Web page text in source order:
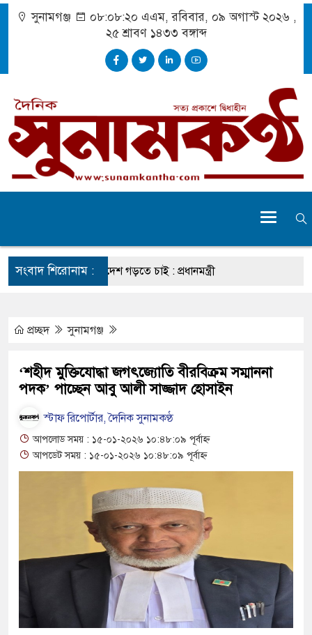
সুনামগঞ্জ ০৮:০৮:২০ এএম, রবিবার, ০৯ অগাস্ট ২০২৬ ,
২৫ শ্রাবণ ১৪৩৩ বঙ্গাব্দ
সংবাদ শিরোনাম :
সুন্দর বাংলাদেশ গড়তে চাই : প্রধানমন্ত্রী
ভারতে পাচার, গুয়াহাটি ক্যাম্পে মানবেতর
জীবন-সংসার
কর্ম ও দর্শন নিয়ে সাহিত্য আড্ডা
অভ্যন্তরীণ বিরোধ তুঙ্গে
ভারত সমর্থন করে না : জয়সওয়াল
দিরাই-শাল্লার উন্নয়ন করতে চাই : এমপি
লোডশেডিং, ক্ষুব্ধ গ্রাহক
প্রচ্ছদ সুনামগঞ্জ
‘শহীদ মুক্তিযোদ্ধা জগৎজ্যোতি বীরবিক্রম সম্মাননা
পদক’ পাচ্ছেন আবু আলী সাজ্জাদ হোসাইন
স্টাফ রিপোর্টার, দৈনিক সুনামকণ্ঠ
আপলোড সময় : ১৫-০১-২০২৬ ১০:৪৮:০৯ পূর্বাহ্ন
আপডেট সময় : ১৫-০১-২০২৬ ১০:৪৮:০৯ পূর্বাহ্ন